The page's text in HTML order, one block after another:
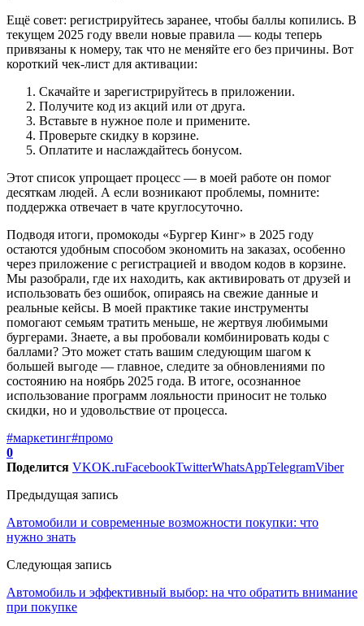
Ещё совет: регистрируйтесь заранее, чтобы баллы копились. В
текущем 2025 году ввели новые правила — коды теперь
привязаны к номеру, так что не меняйте его без причины. Вот
короткий чек-лист для активации:
Скачайте и зарегистрируйтесь в приложении.
Получите код из акций или от друга.
Вставьте в нужное поле и примените.
Проверьте скидку в корзине.
Оплатите и наслаждайтесь бонусом.
Этот список упрощает процесс — в моей работе он помог
десяткам людей. А если возникают проблемы, помните:
поддержка отвечает в чате круглосуточно.
Подводя итоги, промокоды «Бургер Кинг» в 2025 году
остаются удобным способом экономить на заказах, особенно
через приложение с регистрацией и вводом кодов в корзине.
Мы разобрали, где их находить, как активировать от друзей и
использовать без ошибок, опираясь на свежие данные и
реальные кейсы. В моей практике такие инструменты
помогают семьям тратить меньше, не жертвуя любимыми
бургерами. Знаете, а вы пробовали комбинировать коды с
баллами? Это может стать вашим следующим шагом к
большей выгоде — главное, следите за обновлениями по
состоянию на ноябрь 2025 года. В итоге, осознанное
использование программ лояльности приносит не только
скидки, но и удовольствие от процесса.
#маркетинг#промо
0
Поделится VKOK.ruFacebookTwitterWhatsAppTelegramViber
Предыдущая запись
Автомобили и современные возможности покупки: что
нужно знать
Следующая запись
Автомобиль и эффективный выбор: на что обратить внимание
при покупке